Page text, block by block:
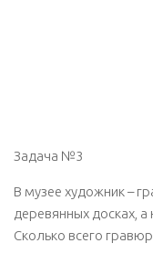
Задача №3
В музее художник –
деревянных досках,
Сколько всего